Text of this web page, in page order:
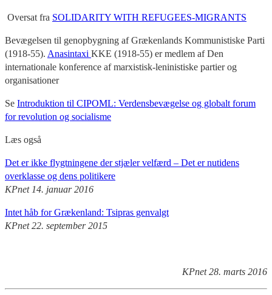
Oversat fra SOLIDARITY WITH REFUGEES-MIGRANTS
Bevægelsen til genopbygning af Grækenlands Kommunistiske Parti
(1918-55). Anasintaxi KKE (1918-55) er medlem af Den
internationale konference af marxistisk-leninistiske partier og
organisationer
Se Introduktion til CIPOML: Verdensbevægelse og globalt forum
for revolution og socialisme
Læs også
Det er ikke flygtningene der stjæler velfærd – Det er nutidens
overklasse og dens politikere
KPnet 14. januar 2016
Intet håb for Grækenland: Tsipras genvalgt
KPnet 22. september 2015
KPnet 28. marts 2016